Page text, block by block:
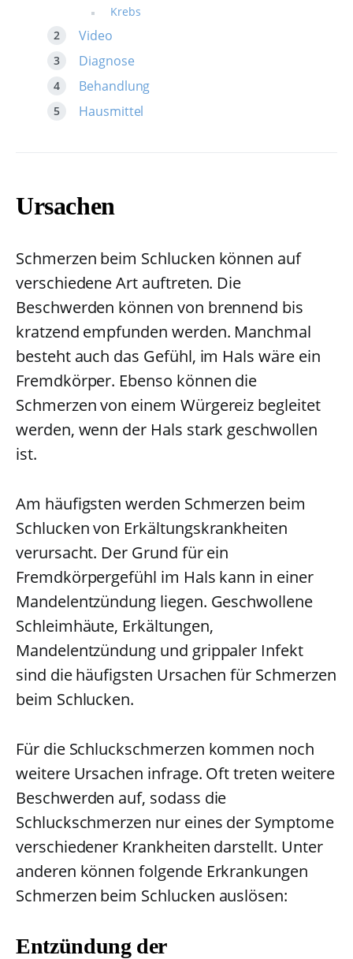
Krebs
Video
Diagnose
Behandlung
Hausmittel
Ursachen
Schmerzen beim Schlucken können auf
verschiedene Art auftreten. Die
Beschwerden können von brennend bis
kratzend empfunden werden. Manchmal
besteht auch das Gefühl, im Hals wäre ein
Fremdkörper. Ebenso können die
Schmerzen von einem Würgereiz begleitet
werden, wenn der Hals stark geschwollen
ist.
Am häufigsten werden Schmerzen beim
Schlucken von Erkältungskrankheiten
verursacht. Der Grund für ein
Fremdkörpergefühl im Hals kann in einer
Mandelentzündung liegen. Geschwollene
Schleimhäute, Erkältungen,
Mandelentzündung und grippaler Infekt
sind die häufigsten Ursachen für Schmerzen
beim Schlucken.
Für die Schluckschmerzen kommen noch
weitere Ursachen infrage. Oft treten weitere
Beschwerden auf, sodass die
Schluckschmerzen nur eines der Symptome
verschiedener Krankheiten darstellt. Unter
anderen können folgende Erkrankungen
Schmerzen beim Schlucken auslösen:
Entzündung der